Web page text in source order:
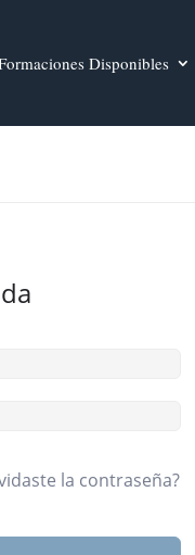
Disponibles
la contraseña?